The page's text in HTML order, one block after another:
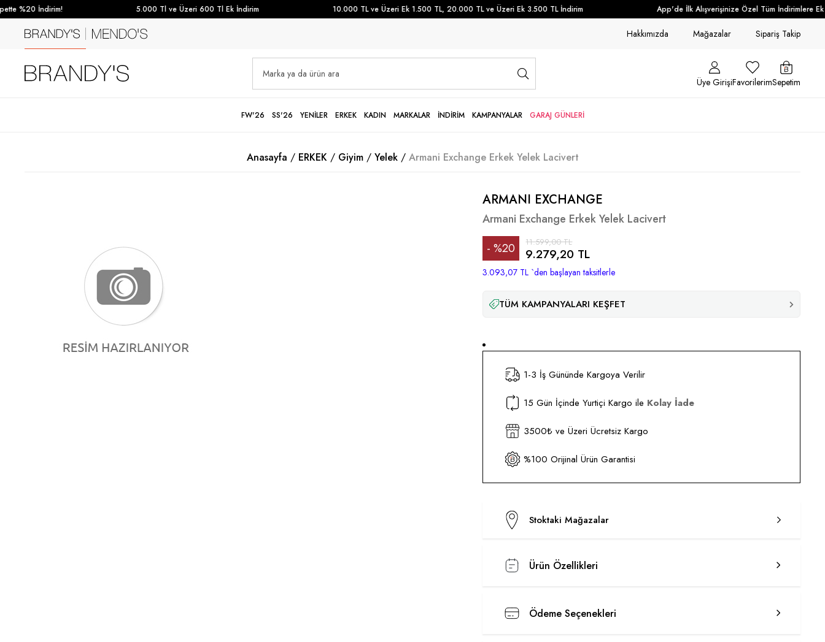
%20 İndirim! 5.000 Tl ve Üzeri 600 Tl Ek İndirim 10.000 TL ve Üzeri Ek 1.500 TL, 20.000 TL ve Üzeri Ek 3.500 TL İndirim App'de İlk Alışverişinize Özel Tüm İndirimlere Ek
Hakkımızda Mağazalar Sipariş Takip
Üye GirişiFavorilerimSepetim
FW'26 SS'26 YENİLER ERKEK KADIN MARKALAR İNDİRİM KAMPANYALAR GARAJ GÜNLERİ
Anasayfa ERKEK Giyim Yelek Armani Exchange Erkek Yelek Lacivert
ARMANI EXCHANGE
Armani Exchange Erkek Yelek Lacivert
%20
İndirim
11.599,00 TL
9.279,20 TL
3.093,07 TL `den başlayan taksitlerle
TÜM KAMPANYALARI KEŞFET
1-3 İş Gününde Kargoya Verilir
15 Gün İçinde Yurtiçi Kargo ile Kolay İade
3500₺ ve Üzeri Ücretsiz Kargo
%100 Orijinal Ürün Garantisi
Stoktaki Mağazalar
Ürün Özellikleri
Ödeme Seçenekleri